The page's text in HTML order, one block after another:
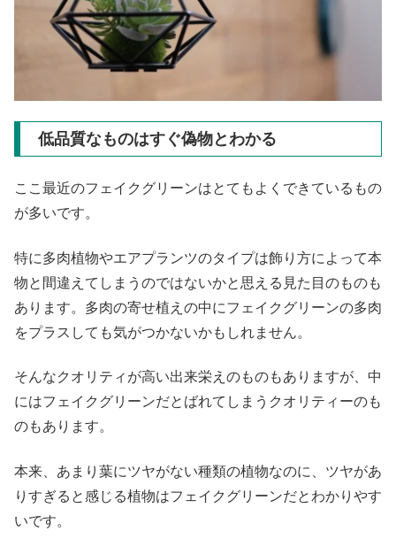
低品質なものはすぐ偽物とわかる
ここ最近のフェイクグリーンはとてもよくできているもの
が多いです。
特に多肉植物やエアプランツのタイプは飾り方によって本
物と間違えてしまうのではないかと思える見た目のものも
あります。多肉の寄せ植えの中にフェイクグリーンの多肉
をプラスしても気がつかないかもしれません。
そんなクオリティが高い出来栄えのものもありますが、中
にはフェイクグリーンだとばれてしまうクオリティーのも
のもあります。
本来、あまり葉にツヤがない種類の植物なのに、ツヤがあ
りすぎると感じる植物はフェイクグリーンだとわかりやす
いです。